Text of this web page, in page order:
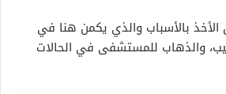
الأخذ بالأسباب والذي يكمن هنا في
والذهاب للمستشفى في الحالات